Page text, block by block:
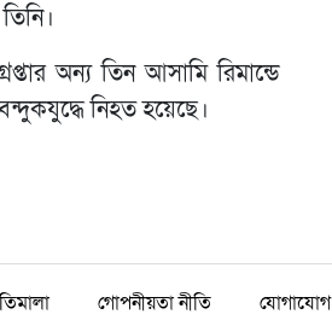
অন্য তিন আসামি রিমান্ডে
নিহত হয়েছে।
গোপনীয়তা নীতি যোগাযোগ